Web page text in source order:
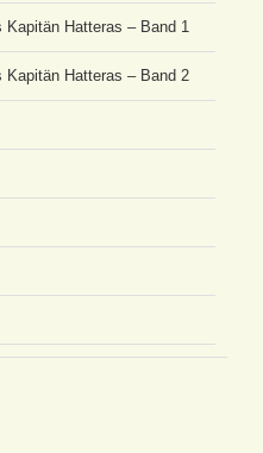
Kapitän Hatteras – Band 1
Kapitän Hatteras – Band 2